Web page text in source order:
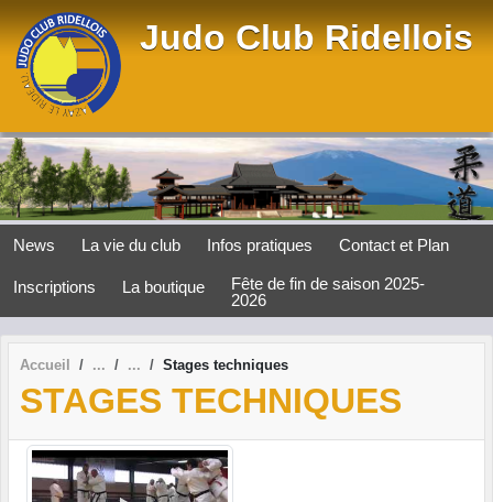
Judo Club Ridellois
News La vie du club Infos pratiques Contact et Plan
Inscriptions La boutique
Fête de fin de saison 2025-
2026
Accueil Stages techniques
STAGES TECHNIQUES
Panneau de gestion des cookies